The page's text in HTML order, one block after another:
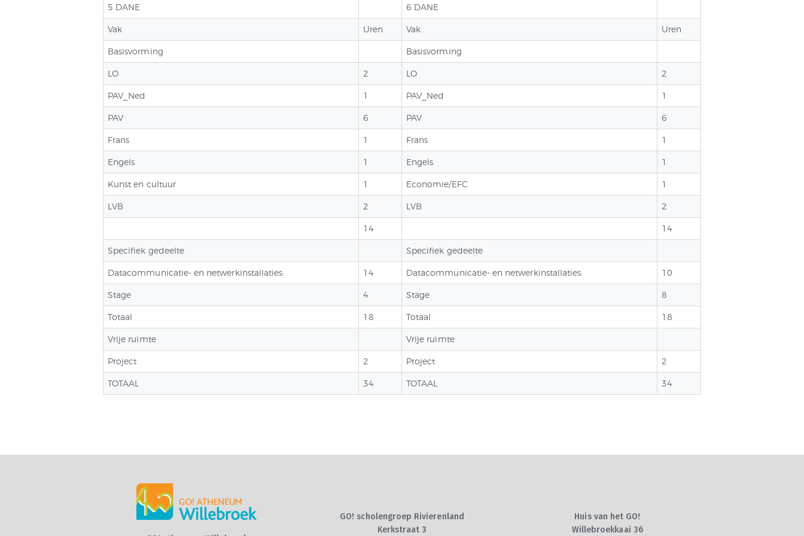
VOOR SCHOOLJAAR
2026 – 2027 +
VOLZETVERKLARINGEN
CONTACT
5 DANE 6 DANE
Vak Uren Vak Uren
Basisvorming Basisvorming
LO 2 LO 2
PAV_Ned 1 PAV_Ned 1
PAV 6 PAV 6
Frans 1 Frans 1
Engels 1 Engels 1
Kunst en cultuur 1 Economie/EFC 1
LVB 2 LVB 2
14 14
Specifiek gedeelte Specifiek gedeelte
Datacommunicatie- en netwerkinstallaties: 14 Datacommunicatie- en netwerkinstallaties: 10
Stage 4 Stage 8
Totaal 18 Totaal 18
Vrije ruimte Vrije ruimte
Project 2 Project 2
TOTAAL 34 TOTAAL 34
GO! scholengroep Rivierenland
Kerkstraat 3
Huis van het GO!
Willebroekkaai 36